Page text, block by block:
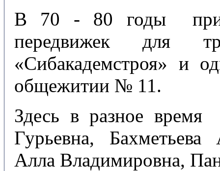
В 70 - 80 годы при
передвижек для
«Сибакадемстроя» и
общежитии № 11.
Здесь в разное время
Гурьевна,
Алла Владимировна,